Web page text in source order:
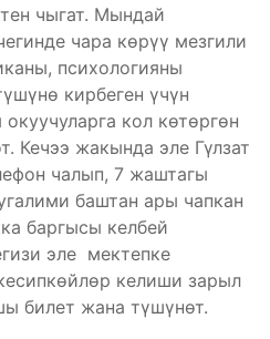
чыгат. Мындай
чара көрүү мезгили
психологияны
кирбеген үчүн
кол көтөргөн
Кечээ жакында эле Гүлзат
чалып, 7 жаштагы
баштан ары чапкан
баргысы келбей
эле мектепке
келиши зарыл
билет жана түшүнөт.